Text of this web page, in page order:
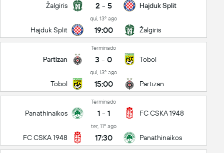
Žalgiris 2 - 5 Hajduk Split
Hajduk Split
qui, 13º ago
19:00 Žalgiris
Partizan
Terminado
3 - 0 Tobol
Tobol
qui, 13º ago
15:00 Partizan
Panathinaikos
Terminado
1 - 1 FC CSKA 1948
FC CSKA 1948
ter, 11º ago
17:30 Panathinaikos